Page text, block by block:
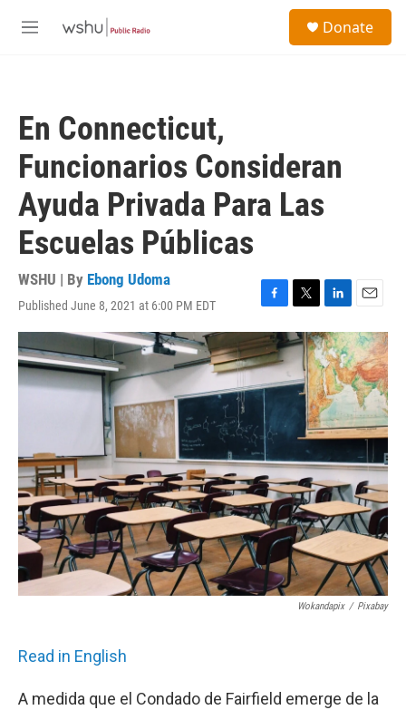
M
Donate
En Connecticut,
Funcionarios Consideran
Ayuda Privada Para Las
Escuelas Públicas
WSHU | By Ebong Udoma
Published June 8, 2021 at 6:00 PM EDT
F
a
c
e
b
o
o
k
T
w
i
t
t
e
L
i
n
k
e
d
I
n
E
m
a
i
l
Wokandapix / Pixabay
Read in English
A medida que el Condado de Fairfield emerge de la